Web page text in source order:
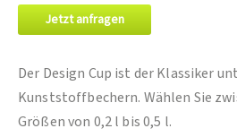
Jetzt anfragen
Der Design Cup ist der Klassiker
Kunststoffbechern. Wählen Sie
Größen von 0,2 l bis 0,5 l.